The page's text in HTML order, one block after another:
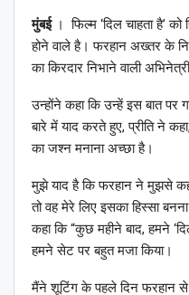
मुंबई। फिल्म ‘दिल चाहता है’ को
होने वाले है। फरहान अख्तर के
का किरदार निभाने वाली
उन्होंने कहा कि उन्हें इस बात पर
बारे में याद करते हुए, प्रीति ने
का जश्न मनाना अच्छा है।
मुझे याद है कि फरहान ने मुझसे
तो वह मेरे लिए इसका हिस्सा
कहा कि “कुछ महीने बाद, हमने
हमने सेट पर बहुत मजा किया।
मैंने शूटिंग के पहले दिन फरहान